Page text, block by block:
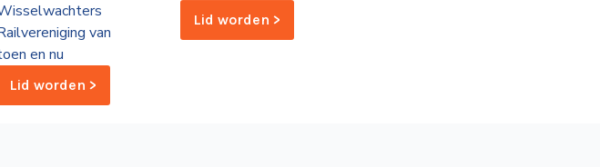
van
en nu
Lid worden >
Lid worden >